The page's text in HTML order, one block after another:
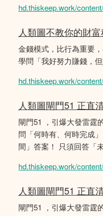
hd.thiskeep.work/
人類圖不教你的財
金錢模式，比行為重要
學問「我好努力賺錢，
hd.thiskeep.work/
人類圖閘門51 正直
閘門51 ，引爆大發雷霆
問「何時有、何時完成
間」答案！ 只須回答「
hd.thiskeep.work/
人類圖閘門51 正直
閘門51 ，引爆大發雷霆